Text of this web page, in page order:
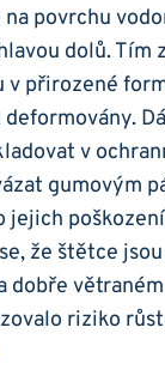
povrchu
​dolů.
v přirozené
deformovány.
v
gumovým⁢
jejich
že štětce
dobře
riziko